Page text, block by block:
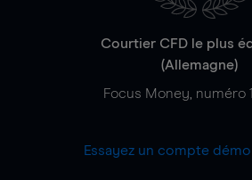
Courtier CFD le plus
(Allemagne)
Focus Money, numéro
Essayez un compte